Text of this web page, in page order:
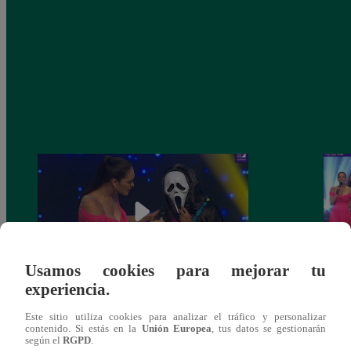
Yo Soy 30 de noviembre del 2018 –
Programa completo
gala
Usamos cookies para mejorar tu
experiencia.
Este sitio utiliza cookies para analizar el tráfico y personalizar
contenido. Si estás en la Unión Europea , tus datos se gestionarán
según el RGPD